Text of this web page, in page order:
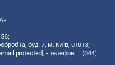
буд. 7, м. Київ, 01013;
protected] ; - телефон — (044)